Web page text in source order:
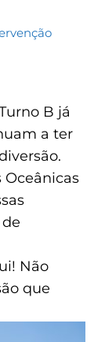
B já
a ter
Oceânicas
Não
que